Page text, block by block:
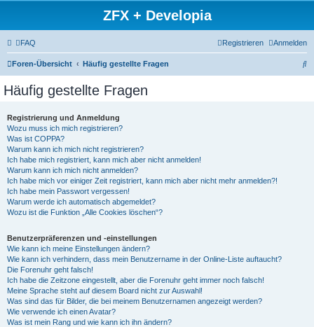
ZFX + Developia
FAQ Anmelden
Registrieren
Foren-Übersicht Häufig gestellte Fragen
S
Häufig gestellte Fragen
Registrierung und Anmeldung
Wozu muss ich mich registrieren?
Was ist COPPA?
Warum kann ich mich nicht registrieren?
Ich habe mich registriert, kann mich aber nicht anmelden!
Warum kann ich mich nicht anmelden?
Ich habe mich vor einiger Zeit registriert, kann mich aber nicht mehr anmelden?!
Ich habe mein Passwort vergessen!
Warum werde ich automatisch abgemeldet?
Wozu ist die Funktion „Alle Cookies löschen“?
Benutzerpräferenzen und -einstellungen
Wie kann ich meine Einstellungen ändern?
Wie kann ich verhindern, dass mein Benutzername in der Online-Liste auftaucht?
Die Forenuhr geht falsch!
Ich habe die Zeitzone eingestellt, aber die Forenuhr geht immer noch falsch!
Meine Sprache steht auf diesem Board nicht zur Auswahl!
Was sind das für Bilder, die bei meinem Benutzernamen angezeigt werden?
Wie verwende ich einen Avatar?
Was ist mein Rang und wie kann ich ihn ändern?